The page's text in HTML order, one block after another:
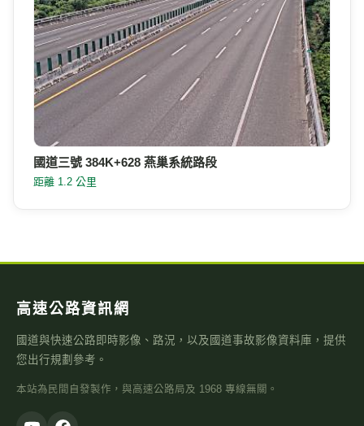
國道三號 384K+628 燕巢系統路段
距離 1.2 公里
高速公路資訊網
國道與快速公路即時影像、路況，以及國道事故影像資料庫，提供
您出行規劃參考。
本站為民間自發製作，與高速公路局及 1968 專線無關。